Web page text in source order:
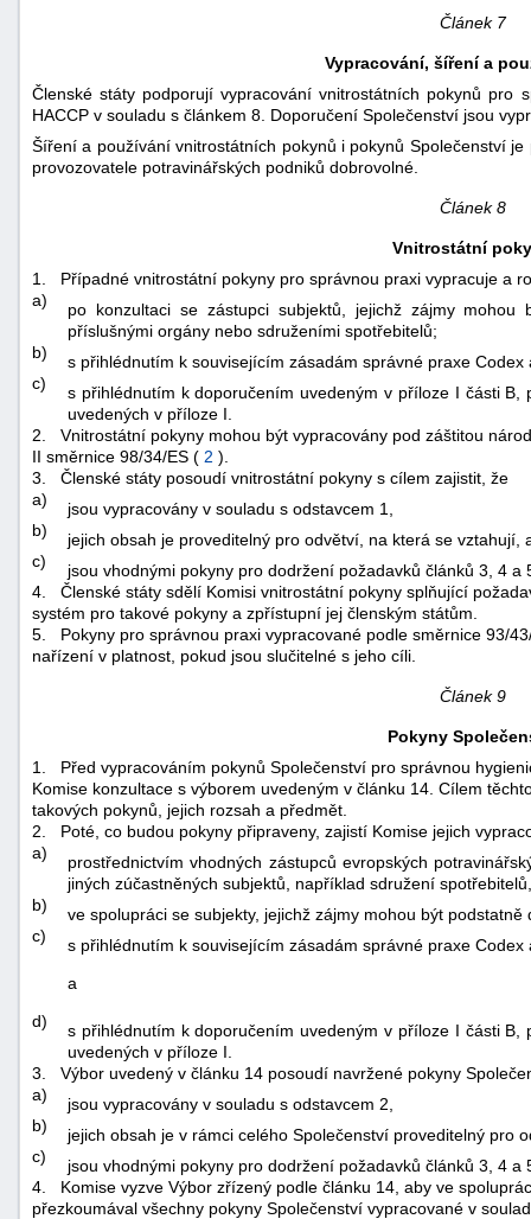
Článek 7
Vypracování, šíření a
Členské státy podporují vypracování vnitrostátních pokynů pro
HACCP v souladu s článkem 8. Doporučení Společenství jsou
Šíření a používání vnitrostátních pokynů i pokynů Společenství
provozovatele potravinářských podniků dobrovolné.
Článek 8
Vnitrostátní
1.
Případné vnitrostátní pokyny pro správnou praxi vypracuje a
a)
po konzultaci se zástupci subjektů, jejichž zájmy mohou
příslušnými orgány nebo sdruženími spotřebitelů;
b)
s přihlédnutím k souvisejícím zásadám správné praxe Codex
c)
s přihlédnutím k doporučením uvedeným v příloze I části
uvedených v příloze I.
2.
Vnitrostátní pokyny mohou být vypracovány pod záštitou
II směrnice 98/34/ES ( 2 ).
3.
Členské státy posoudí vnitrostátní pokyny s cílem zajistit, že
a)
jsou vypracovány v souladu s odstavcem 1,
b)
jejich obsah je proveditelný pro odvětví, na která se vztahují,
c)
jsou vhodnými pokyny pro dodržení požadavků článků 3, 4
4.
Členské státy sdělí Komisi vnitrostátní pokyny splňující
systém pro takové pokyny a zpřístupní jej členským státům.
5.
Pokyny pro správnou praxi vypracované podle směrnice 93/
nařízení v platnost, pokud jsou slučitelné s jeho cíli.
Článek 9
Pokyny
1.
Před vypracováním pokynů Společenství pro správnou
Komise konzultace s výborem uvedeným v článku 14. Cílem
takových pokynů, jejich rozsah a předmět.
2.
Poté, co budou pokyny připraveny, zajistí Komise jejich
a)
prostřednictvím vhodných zástupců evropských
jiných zúčastněných subjektů, například sdružení
b)
ve spolupráci se subjekty, jejichž zájmy mohou být
c)
s přihlédnutím k souvisejícím zásadám správné praxe Codex
a
d)
s přihlédnutím k doporučením uvedeným v příloze I části
uvedených v příloze I.
3.
Výbor uvedený v článku 14 posoudí navržené pokyny
a)
jsou vypracovány v souladu s odstavcem 2,
b)
jejich obsah je v rámci celého Společenství proveditelný pro
c)
jsou vhodnými pokyny pro dodržení požadavků článků 3, 4
4.
Komise vyzve Výbor zřízený podle článku 14, aby ve
přezkoumával všechny pokyny Společenství vypracované v